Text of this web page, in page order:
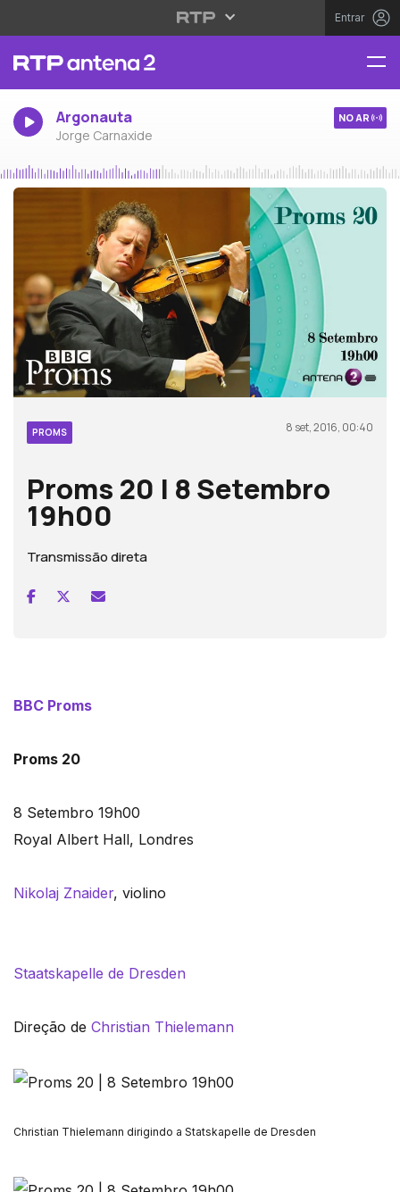
Entrar
Argonauta
Jorge Carnaxide
NO AR
PROMS 8 set, 2016, 00:40
Proms 20 | 8 Setembro
19h00
Transmissão direta
BBC Proms
Proms 20
8 Setembro 19h00
Royal Albert Hall, Londres
Nikolaj Znaider, violino
Staatskapelle de Dresden
Direção de Christian Thielemann
Christian Thielemann dirigindo a Statskapelle de Dresden